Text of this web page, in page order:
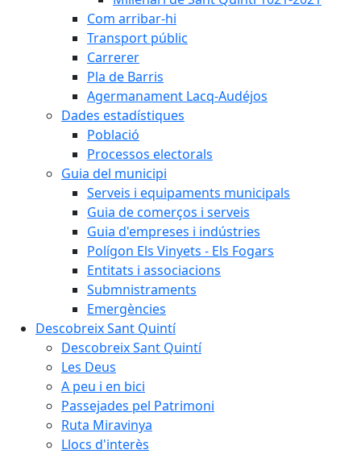
Com arribar-hi
Transport públic
Carrerer
Pla de Barris
Agermanament Lacq-Audéjos
Dades estadístiques
Població
Processos electorals
Guia del municipi
Serveis i equipaments municipals
Guia de comerços i serveis
Guia d'empreses i indústries
Polígon Els Vinyets - Els Fogars
Entitats i associacions
Submnistraments
Emergències
Descobreix Sant Quintí
Descobreix Sant Quintí
Les Deus
A peu i en bici
Passejades pel Patrimoni
Ruta Miravinya
Llocs d'interès